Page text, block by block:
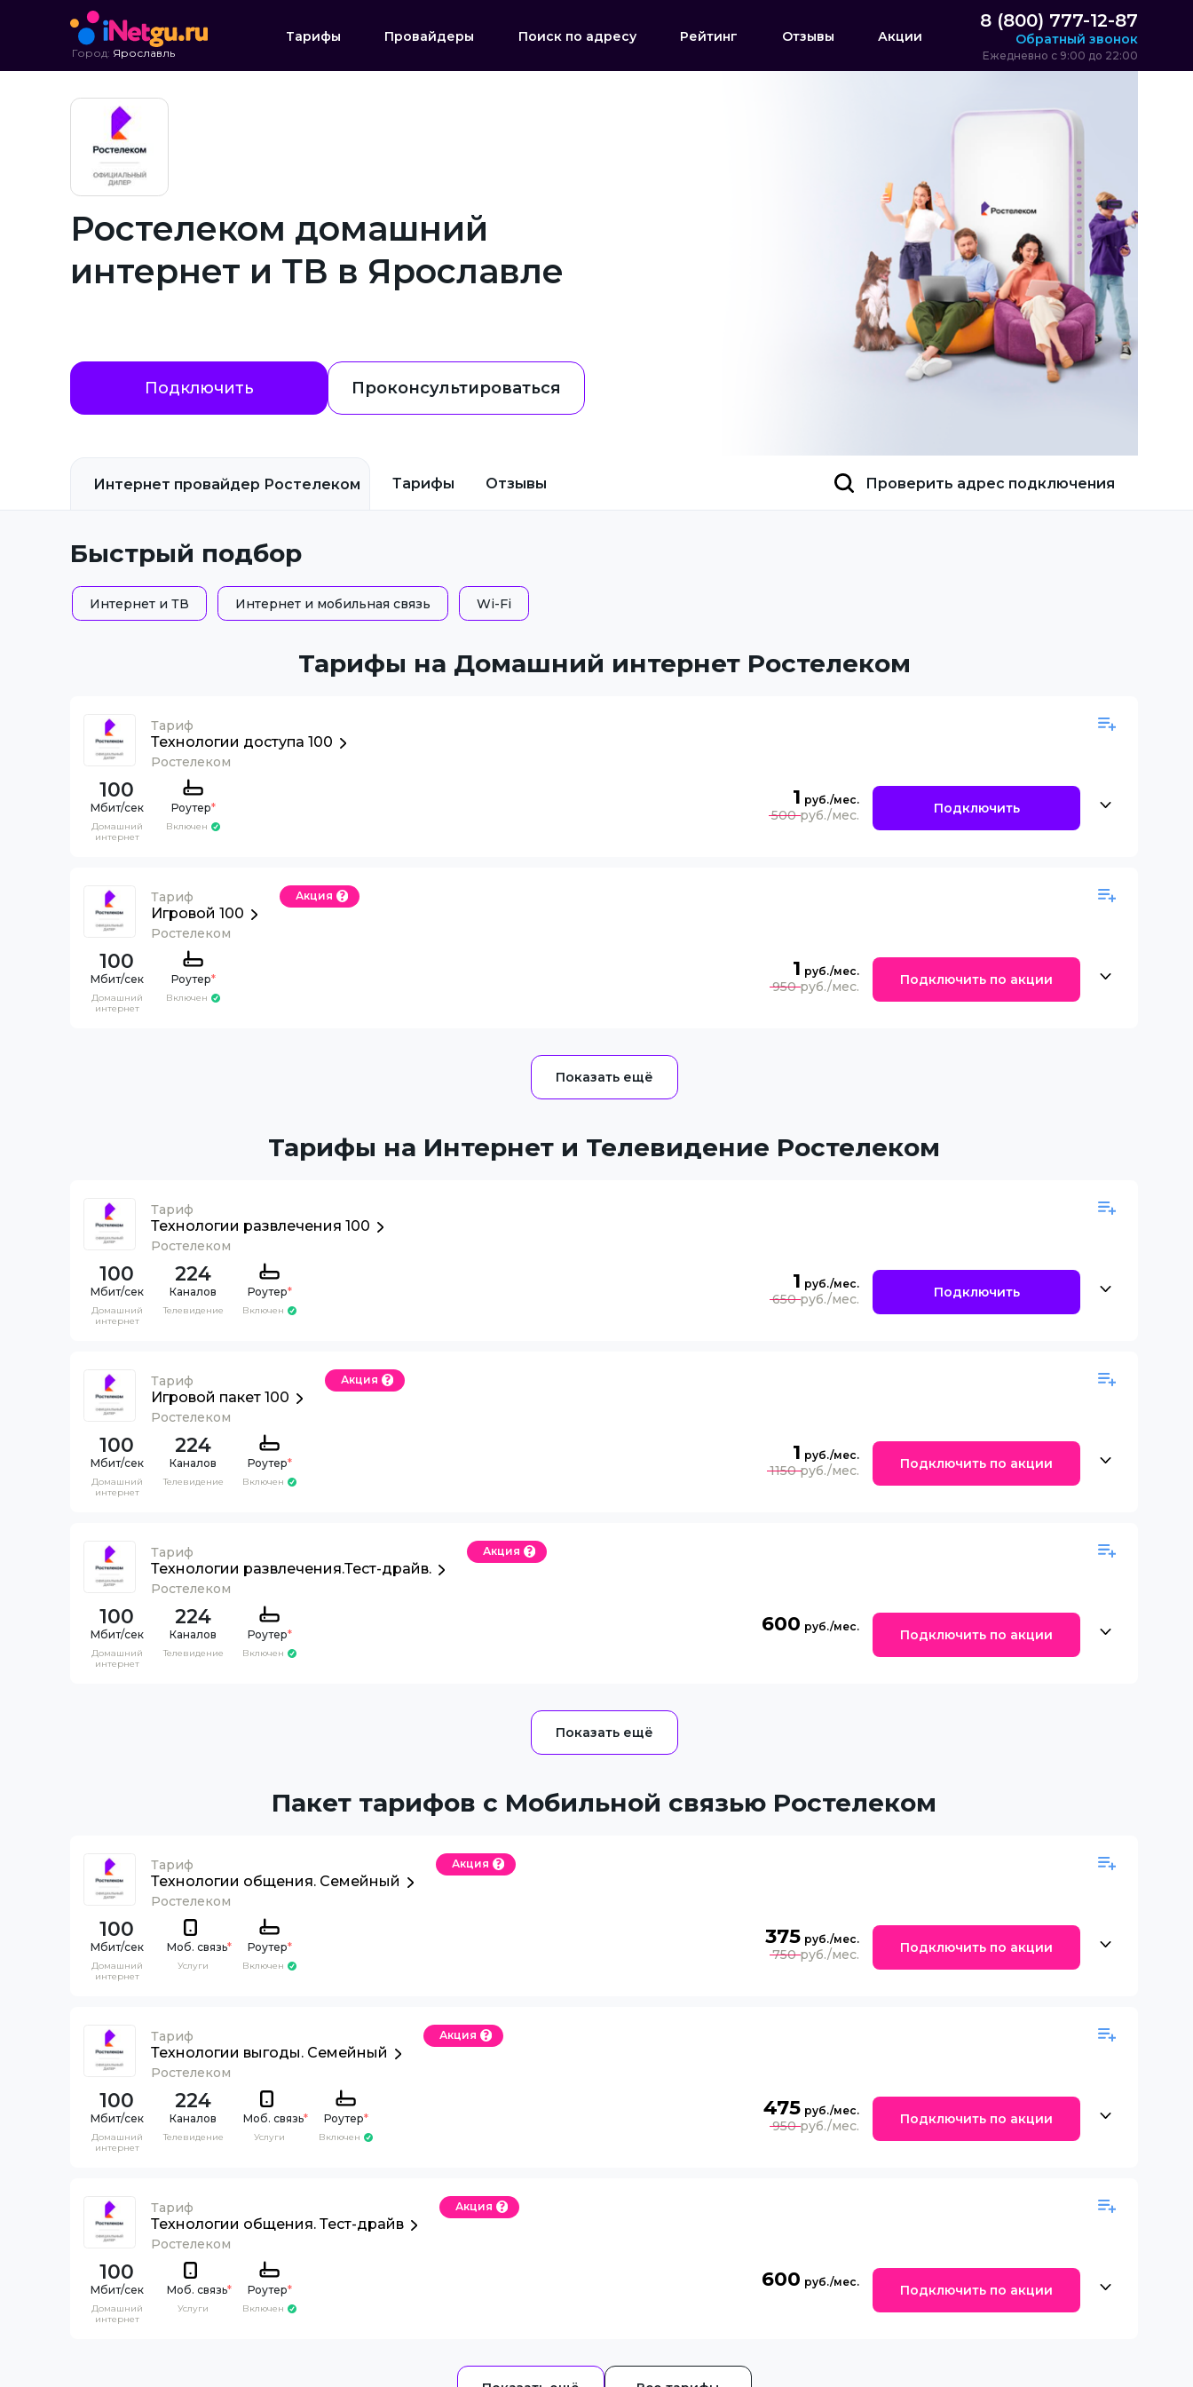
Город: Ярославль
Тарифы Провайдеры Поиск по адресу Рейтинг Отзывы Акции
8 (800) 777-12-87
Обратный звонок
Ежедневно с 9:00 до 22:00
Ростелеком домашний
интернет и ТВ в Ярославле
Подключить Проконсультироваться
Интернет провайдер Ростелеком Тарифы Отзывы Проверить адрес подключения
Быстрый подбор
Интернет и ТВ Интернет и мобильная связь Wi-Fi
Тарифы на Домашний интернет Ростелеком
Тариф
Технологии доступа 100
Ростелеком
100
Домашний
интернет
Роутер*
Включен
1
500 Подключить
Тариф
Игровой 100
Ростелеком
Акция
100
Домашний
интернет
Роутер*
Включен
1
950 Подключить по акции
Тарифы на Интернет и Телевидение Ростелеком
Тариф
Технологии развлечения 100
Ростелеком
100
Домашний
интернет
224
Каналов
Телевидение
Роутер*
Включен
1
650 Подключить
Тариф
Игровой пакет 100
Ростелеком
Акция
100
Домашний
интернет
224
Каналов
Телевидение
Роутер*
Включен
1
1150 Подключить по акции
Тариф
Технологии развлечения.Тест-драйв.
Ростелеком
Акция
100
Домашний
интернет
224
Каналов
Телевидение
Роутер*
Включен
600 Подключить по акции
Пакет тарифов с Мобильной связью Ростелеком
Тариф
Технологии общения. Семейный
Ростелеком
Акция
100
Домашний
интернет
Моб. связь*
Услуги
Роутер*
Включен
375
750 Подключить по акции
Тариф
Технологии выгоды. Семейный
Ростелеком
Акция
100
Домашний
интернет
224
Каналов
Телевидение
Моб. связь*
Услуги
Роутер*
Включен
475
950 Подключить по акции
Тариф
Технологии общения. Тест-драйв
Ростелеком
Акция
100
Домашний
интернет
Моб. связь*
Услуги
Роутер*
Включен
600 Подключить по акции